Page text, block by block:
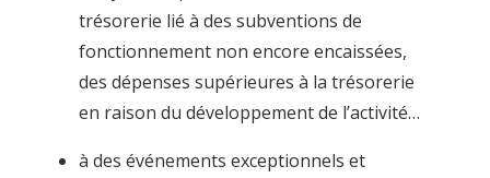
trésorerie lié à des subventions de
fonctionnement non encore encaissées,
des dépenses supérieures à la trésorerie
en raison du développement de l’activité…
à des événements exceptionnels et